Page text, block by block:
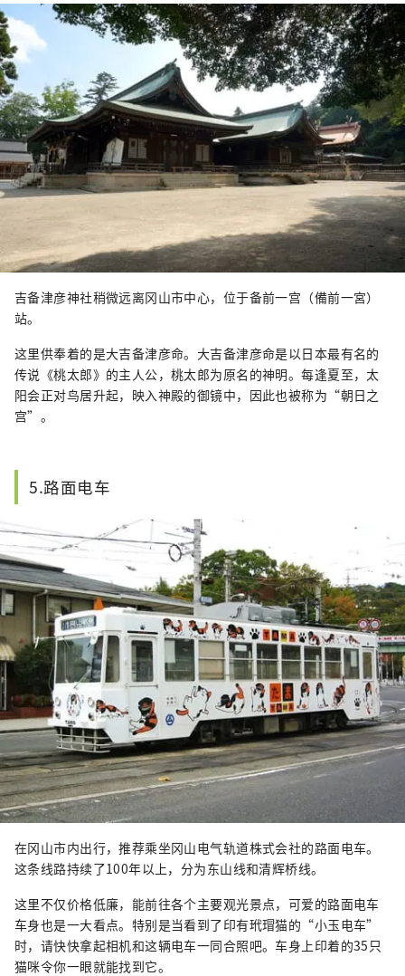
吉备津彦神社稍微远离冈山市中心，位于备前一宫（備前一宮）
站。
这里供奉着的是大吉备津彦命。大吉备津彦命是以日本最有名的
传说《桃太郎》的主人公，桃太郎为原名的神明。每逢夏至，太
阳会正对鸟居升起，映入神殿的御镜中，因此也被称为“朝日之
宫”。
5.路面电车
在冈山市内出行，推荐乘坐冈山电气轨道株式会社的路面电车。
这条线路持续了100年以上，分为东山线和清辉桥线。
这里不仅价格低廉，能前往各个主要观光景点，可爱的路面电车
车身也是一大看点。特别是当看到了印有玳瑁猫的“小玉电车”
时，请快快拿起相机和这辆电车一同合照吧。车身上印着的35只
猫咪令你一眼就能找到它。